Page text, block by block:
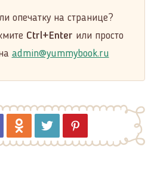
опечатку на странице?
Ctrl+Enter или просто
admin@yummybook.ru